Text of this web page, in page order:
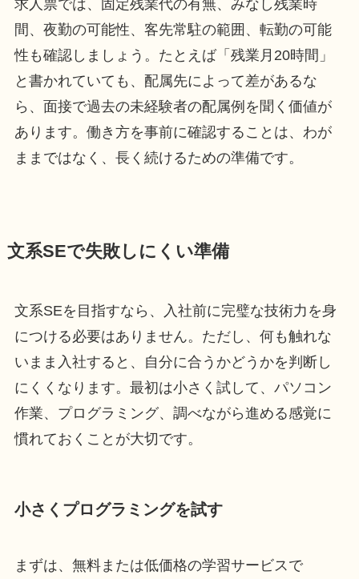
求人票では、固定残業代の有無、みなし残業時
間、夜勤の可能性、客先常駐の範囲、転勤の可能
性も確認しましょう。たとえば「残業月20時間」
と書かれていても、配属先によって差があるな
ら、面接で過去の未経験者の配属例を聞く価値が
あります。働き方を事前に確認することは、わが
ままではなく、長く続けるための準備です。
文系SEで失敗しにくい準備
文系SEを目指すなら、入社前に完璧な技術力を身
につける必要はありません。ただし、何も触れな
いまま入社すると、自分に合うかどうかを判断し
にくくなります。最初は小さく試して、パソコン
作業、プログラミング、調べながら進める感覚に
慣れておくことが大切です。
小さくプログラミングを試す
まずは、無料または低価格の学習サービスで